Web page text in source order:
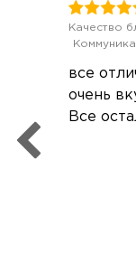
Качество
все
очень
Все